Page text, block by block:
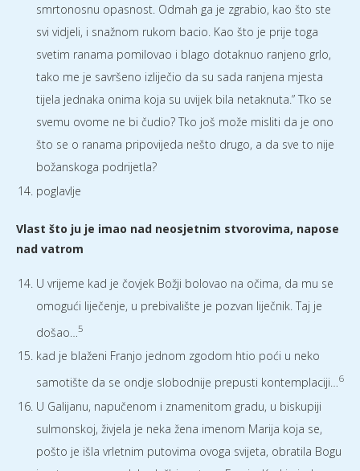
smrtonosnu opasnost. Odmah ga je zgrabio, kao što ste
svi vidjeli, i snažnom rukom bacio. Kao što je prije toga
svetim ranama pomilovao i blago dotaknuo ranjeno grlo,
tako me je savršeno izliječio da su sada ranjena mjesta
tijela jednaka onima koja su uvijek bila netaknuta.” Tko se
svemu ovome ne bi čudio? Tko još može misliti da je ono
što se o ranama pripovijeda nešto drugo, a da sve to nije
božanskoga podrijetla?
poglavlje
Vlast što ju je imao nad neosjetnim stvorovima, napose
nad vatrom
U vrijeme kad je čovjek Božji bolovao na očima, da mu se
omogući liječenje, u prebivalište je pozvan liječnik. Taj je
došao…
5
kad je blaženi Franjo jednom zgodom htio poći u neko
samotište da se ondje slobodnije prepusti kontemplaciji…6
U Galijanu, napučenom i znamenitom gradu, u biskupiji
sulmonskoj, živjela je neka žena imenom Marija koja se,
pošto je išla vrletnim putovima ovoga svijeta, obratila Bogu